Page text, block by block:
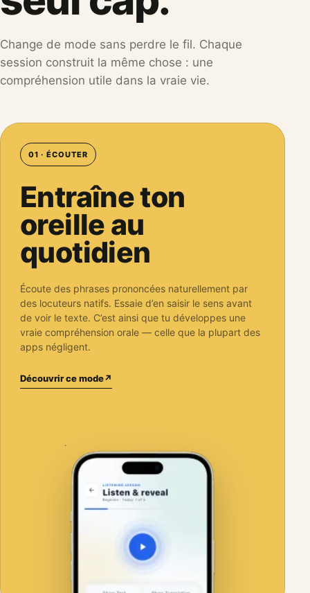
Change de mode sans perdre le fil. Chaque
session construit la même chose : une
compréhension utile dans la vraie vie.
01 · ÉCOUTER
Entraîne ton
oreille au
quotidien
Écoute des phrases prononcées naturellement par
des locuteurs natifs. Essaie d’en saisir le sens avant
de voir le texte. C’est ainsi que tu développes une
vraie compréhension orale — celle que la plupart des
apps négligent.
Découvrir ce mode↗